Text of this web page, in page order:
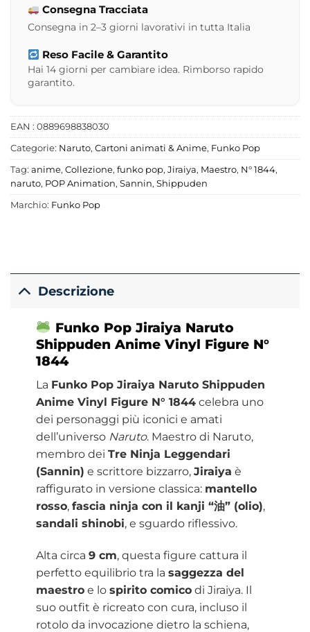
Consegna Tracciata
Consegna in 2–3 giorni lavorativi in tutta Italia
Reso Facile & Garantito
Hai 14 giorni per cambiare idea. Rimborso rapido
garantito.
EAN : 0889698838030
Categorie: Naruto, Cartoni animati & Anime, Funko Pop
Tag: anime, Collezione, funko pop, Jiraiya, Maestro, N° 1844,
naruto, POP Animation, Sannin, Shippuden
Marchio: Funko Pop
Descrizione
Funko Pop Jiraiya Naruto
Shippuden Anime Vinyl Figure N°
1844
La Funko Pop Jiraiya Naruto Shippuden
Anime Vinyl Figure N° 1844celebra uno
dei personaggi più iconici e amati
dell’universo Naruto. Maestro di Naruto,
membro dei Tre Ninja Leggendari
(Sannin) e scrittore bizzarro, Jiraiya è
raffigurato in versione classica: mantello
rosso, fascia ninja con il kanji “油” (olio),
sandali shinobi, e sguardo riflessivo.
Alta circa 9 cm, questa figure cattura il
perfetto equilibrio tra la saggezza del
maestroe lo spirito comicodi Jiraiya. Il
suo outfit è ricreato con cura, incluso il
rotolo da invocazione dietro la schiena,